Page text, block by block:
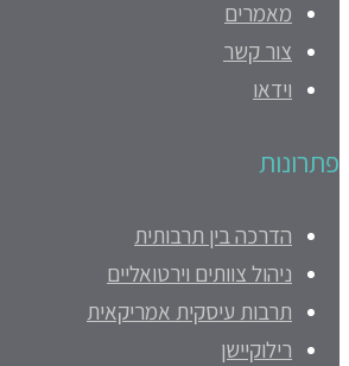
מאמרים
צור קשר
וידאו
פתרונות
הדרכה בין תרבותית
ניהול צוותים וירטואליים
תרבות עיסקית אמריקאית
רילוקיישן